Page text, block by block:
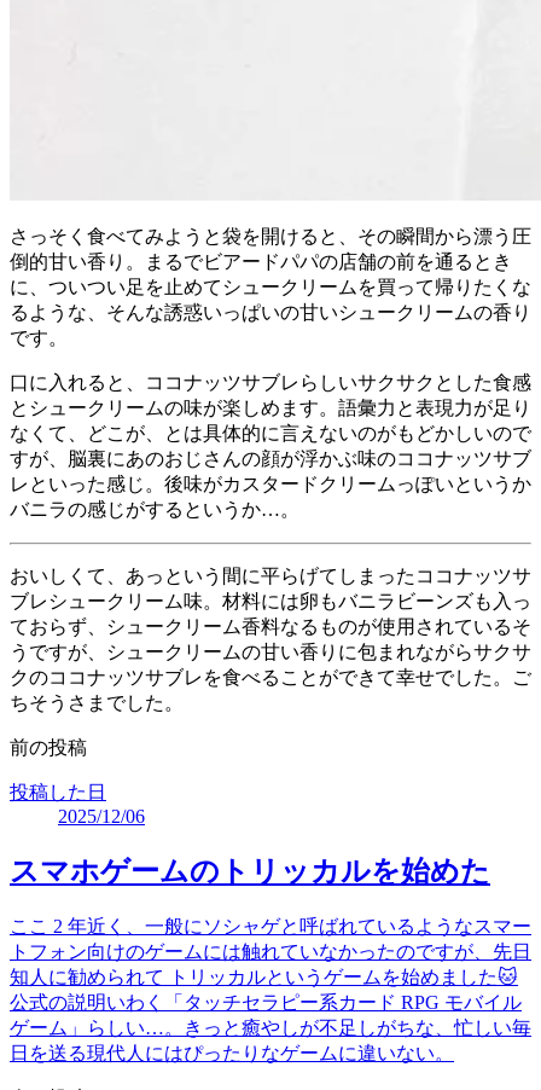
さっそく食べてみようと袋を開けると、その瞬間から漂う圧
倒的甘い香り。まるでビアードパパの店舗の前を通るとき
に、ついつい足を止めてシュークリームを買って帰りたくな
るような、そんな誘惑いっぱいの甘いシュークリームの香り
です。
口に入れると、ココナッツサブレらしいサクサクとした食感
とシュークリームの味が楽しめます。語彙力と表現力が足り
なくて、どこが、とは具体的に言えないのがもどかしいので
すが、脳裏にあのおじさんの顔が浮かぶ味のココナッツサブ
レといった感じ。後味がカスタードクリームっぽいというか
バニラの感じがするというか…。
おいしくて、あっという間に平らげてしまったココナッツサ
ブレシュークリーム味。材料には卵もバニラビーンズも入っ
ておらず、シュークリーム香料なるものが使用されているそ
うですが、シュークリームの甘い香りに包まれながらサクサ
クのココナッツサブレを食べることができて幸せでした。ご
ちそうさまでした。
前の投稿
投稿した日
2025/12/06
スマホゲームのトリッカルを始めた
ここ 2 年近く、一般にソシャゲと呼ばれているようなスマー
トフォン向けのゲームには触れていなかったのですが、先日
知人に勧められて トリッカルというゲームを始めました🐱
公式の説明いわく「タッチセラピー系カード RPG モバイル
ゲーム」らしい…。きっと癒やしが不足しがちな、忙しい毎
日を送る現代人にはぴったりなゲームに違いない。